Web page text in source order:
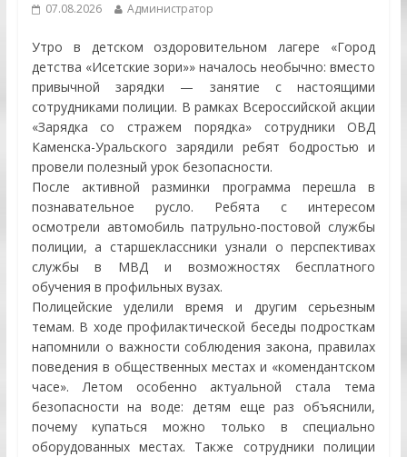
07.08.2026 Администратор
Утро в детском оздоровительном лагере «Город
детства «Исетские зори»» началось необычно: вместо
привычной зарядки — занятие с настоящими
сотрудниками полиции. В рамках Всероссийской акции
«Зарядка со стражем порядка» сотрудники ОВД
Каменска-Уральского зарядили ребят бодростью и
провели полезный урок безопасности.
После активной разминки программа перешла в
познавательное русло. Ребята с интересом
осмотрели автомобиль патрульно-постовой службы
полиции, а старшеклассники узнали о перспективах
службы в МВД и возможностях бесплатного
обучения в профильных вузах.
Полицейские уделили время и другим серьезным
темам. В ходе профилактической беседы подросткам
напомнили о важности соблюдения закона, правилах
поведения в общественных местах и «комендантском
часе». Летом особенно актуальной стала тема
безопасности на воде: детям еще раз объяснили,
почему купаться можно только в специально
оборудованных местах. Также сотрудники полиции